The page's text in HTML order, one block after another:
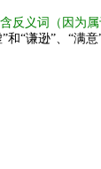
反义词（因为属
“谦逊”、“满意”